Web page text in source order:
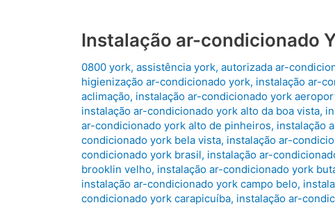
Instalação ar-condicionado
0800 york, assistência york, autorizada ar-
higienização ar-condicionado york, instalação ar-
aclimação, instalação ar-condicionado york
instalação ar-condicionado york alto da boa vista,
ar-condicionado york alto de pinheiros, instalação
condicionado york bela vista, instalação ar-
condicionado york brasil, instalação ar-
brooklin velho, instalação ar-condicionado york
instalação ar-condicionado york campo belo,
condicionado york carapicuíba, instalação ar-